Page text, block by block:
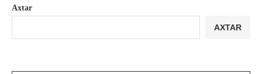
Axtar
AXTAR